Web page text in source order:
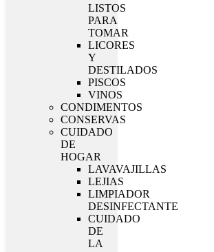
LISTOS
PARA
TOMAR
LICORES
Y
DESTILADOS
PISCOS
VINOS
CONDIMENTOS
CONSERVAS
CUIDADO
DE
HOGAR
LAVAVAJILLAS
LEJIAS
LIMPIADOR
DESINFECTANTE
CUIDADO
DE
LA